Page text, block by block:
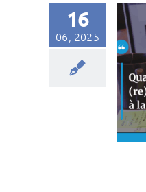
16
06, 2025